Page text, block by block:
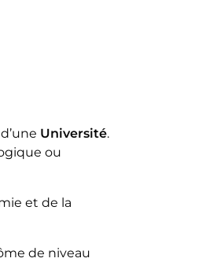
Université.
ou
et de la
de niveau